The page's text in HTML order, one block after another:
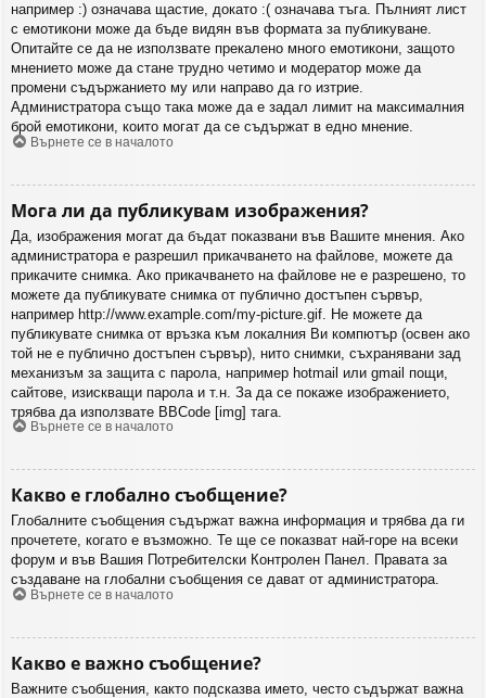
например :) означава щастие, докато :( означава тъга. Пълният лист
с емотикони може да бъде видян във формата за публикуване.
Опитайте се да не използвате прекалено много емотикони, защото
мнението може да стане трудно четимо и модератор може да
промени съдържанието му или направо да го изтрие.
Администратора също така може да е задал лимит на максималния
брой емотикони, които могат да се съдържат в едно мнение.
Върнете се в началото
Мога ли да публикувам изображения?
Да, изображения могат да бъдат показвани във Вашите мнения. Ако
администратора е разрешил прикачването на файлове, можете да
прикачите снимка. Ако прикачването на файлове не е разрешено, то
можете да публикувате снимка от публично достъпен сървър,
например http://www.example.com/my-picture.gif. Не можете да
публикувате снимка от връзка към локалния Ви компютър (освен ако
той не е публично достъпен сървър), нито снимки, съхранявани зад
механизъм за защита с парола, например hotmail или gmail пощи,
сайтове, изискващи парола и т.н. За да се покаже изображението,
трябва да използвате BBCode [img] тага.
Върнете се в началото
Какво е глобално съобщение?
Глобалните съобщения съдържат важна информация и трябва да ги
прочетете, когато е възможно. Те ще се показват най-горе на всеки
форум и във Вашия Потребителски Контролен Панел. Правата за
създаване на глобални съобщения се дават от администратора.
Върнете се в началото
Какво е важно съобщение?
Важните съобщения, както подсказва името, често съдържат важна